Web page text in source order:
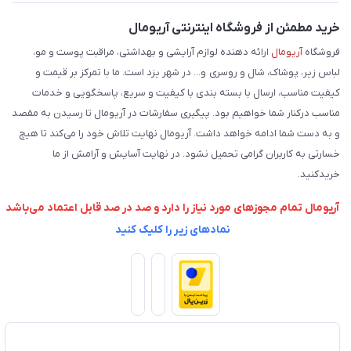
فروش عمده
وبلاگ
راهنما
خرید مطمئن از فروشگاه اینترنتی آریومال
فروشگاهآریومال ارائه دهنده لوازم آرایشی و بهداشتی، مراقبت پوست و مو،
لباس زیر، پوشاک، شال و روسری و... در شهر یزد است. ما با تمرکز بر قیمت و
کیفیت مناسب، ارسال با بسته بندی با کیفیت و سریع، پاسخگویی و خدمات
مناسب درکنار شما خواهیم بود. پیگیری سفارشات در آریومال تا رسیدن به مقصد
و به دست شما ادامه خواهد داشت. آریومال نهایت تلاش خود را می‌کند تا هیچ
خسارتی به کاربران گرامی تحمیل نشود. در نهایت آسایش و آرامش از ما
خریدکنید.
آریومال تمام مجوزهای مورد نیاز را دارد و صد در صد قابل اعتماد می‌باشد
نمادهای زیر را کلیک کنید